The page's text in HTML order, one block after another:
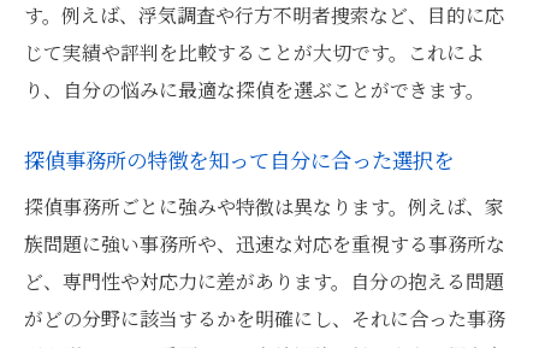
す。例えば、浮気調査や行方不明者捜索など、目的に応
じて実績や評判を比較することが大切です。これによ
り、自分の悩みに最適な探偵を選ぶことができます。
探偵事務所の特徴を知って自分に合った選択を
探偵事務所ごとに強みや特徴は異なります。例えば、家
族問題に強い事務所や、迅速な対応を重視する事務所な
ど、専門性や対応力に差があります。自分の抱える問題
がどの分野に該当するかを明確にし、それに合った事務